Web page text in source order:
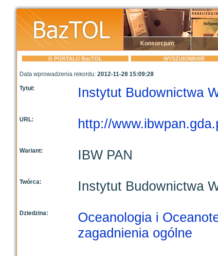
Konsorcjum
O PORTALU BazTOL WYSZUKIWANIE
Data wprowadzenia rekordu: 2012-11-28 15:09:28
Tytuł: Instytut Budownictwa
URL: http://
Wariant: IBW PAN
Twórca: Instytut Budownictwa
Dziedzina:
Oceanologia i
zagadnienia ogólne